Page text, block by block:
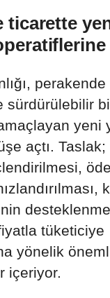
ticarette
sürdürülebilir
yeni
açtı.
tüketiciye
yönelik
içeriyor.